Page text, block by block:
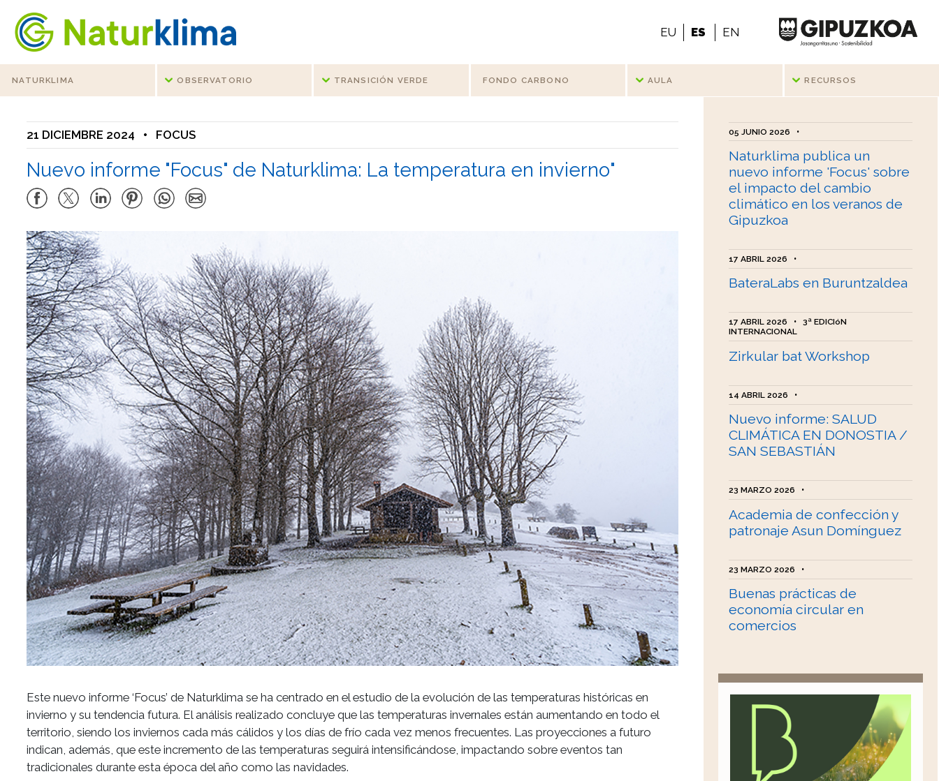
Ir al índice principal de contenidos
Ir a los contenidos
EU ES EN
NATURKLIMA OBSERVATORIO TRANSICIÓN VERDE FONDO CARBONO AULA RECURSOS
21 DICIEMBRE 2024 • FOCUS
Nuevo informe "Focus" de Naturklima: La temperatura en invierno"
Este nuevo informe ‘Focus’ de Naturklima se ha centrado en el estudio de la evolución de las temperaturas históricas en
invierno y su tendencia futura. El análisis realizado concluye que las temperaturas invernales están aumentando en todo el
territorio, siendo los inviernos cada más cálidos y los días de frío cada vez menos frecuentes. Las proyecciones a futuro
indican, además, que este incremento de las temperaturas seguirá intensificándose, impactando sobre eventos tan
tradicionales durante esta época del año como las navidades.
05 JUNIO 2026 •
Naturklima publica un
nuevo informe 'Focus' sobre
el impacto del cambio
climático en los veranos de
Gipuzkoa
17 ABRIL 2026 •
BateraLabs en Buruntzaldea
17 ABRIL 2026 • 3ª EDICIóN
INTERNACIONAL
Zirkular bat Workshop
14 ABRIL 2026 •
Nuevo informe: SALUD
CLIMÁTICA EN DONOSTIA /
SAN SEBASTIÁN
23 MARZO 2026 •
Academia de confección y
patronaje Asun Domínguez
23 MARZO 2026 •
Buenas prácticas de
economía circular en
comercios